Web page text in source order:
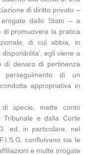
di diritto privato –
dallo Stato – a
di promuovere la pratica
di cui abbia, in
egli viene a
di denaro di pertinenza
perseguimento di un
appropriativa in
specie, mette conto
e dalla Corte
ed, in particolare, nel
confluivano sia le
e multe irrogate